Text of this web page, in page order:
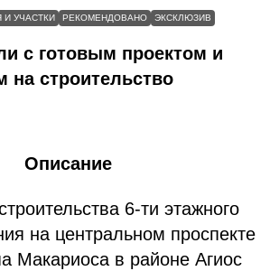
УЧАСТКИ РЕКОМЕНДОВАНО ЭКСКЛЮЗИВ
с готовым проектом и
на строительство
Описание
6-ти этажного
на центральном проспекте
Макариоса в районе Агиос